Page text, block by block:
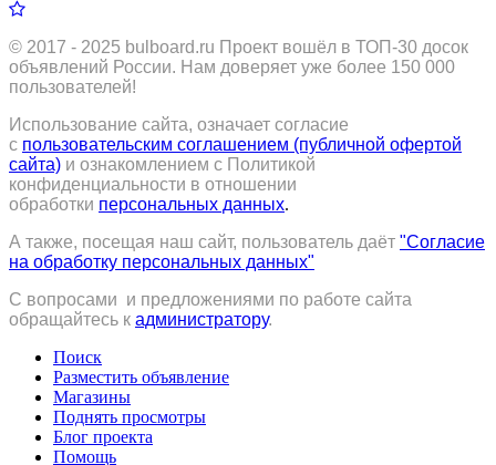
© 2017 - 2025 bulboard.ru Проект вошёл в ТОП-30 досок
объявлений России. Нам доверяет уже более 150 000
пользователей!
Использование сайта, означает согласие
с пользовательским соглашением (публичной офертой
сайта) и ознакомлением с Политикой
конфиденциальности в отношении
обработки персональных данных.
А также, посещая наш сайт, пользователь даёт "Согласие
на обработку персональных данных"
С вопросами и предложениями по работе сайта
обращайтесь к администратору.
Поиск
Разместить объявление
Магазины
Поднять просмотры
Блог проекта
Помощь